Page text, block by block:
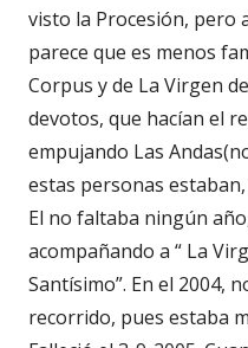
visto la Procesión, pero
parece que es menos
Corpus y de La Virgen
devotos, que hacían el
empujando Las
estas personas
El no faltaba ningún
acompañando a “ La
Santísimo”. En el 2004,
recorrido, pues estaba